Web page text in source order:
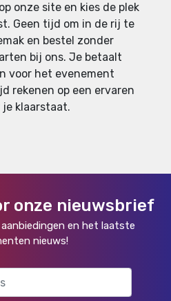
onze site en kies de plek
Geen tijd om in de rij te
en bestel zonder
bij ons. Je betaalt
voor het evenement
rekenen op een ervaren
klaarstaat.
onze nieuwsbrief
en het laatste
nieuws!